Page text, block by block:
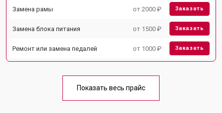
Замена рамы от 2000 ₽ Заказать
Замена блока питания от 1500 ₽ Заказать
Ремонт или замена педалей от 1000 ₽ Заказать
Показать весь прайс